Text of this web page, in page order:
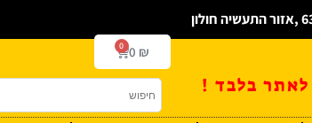
בלבד !
0 ₪
0